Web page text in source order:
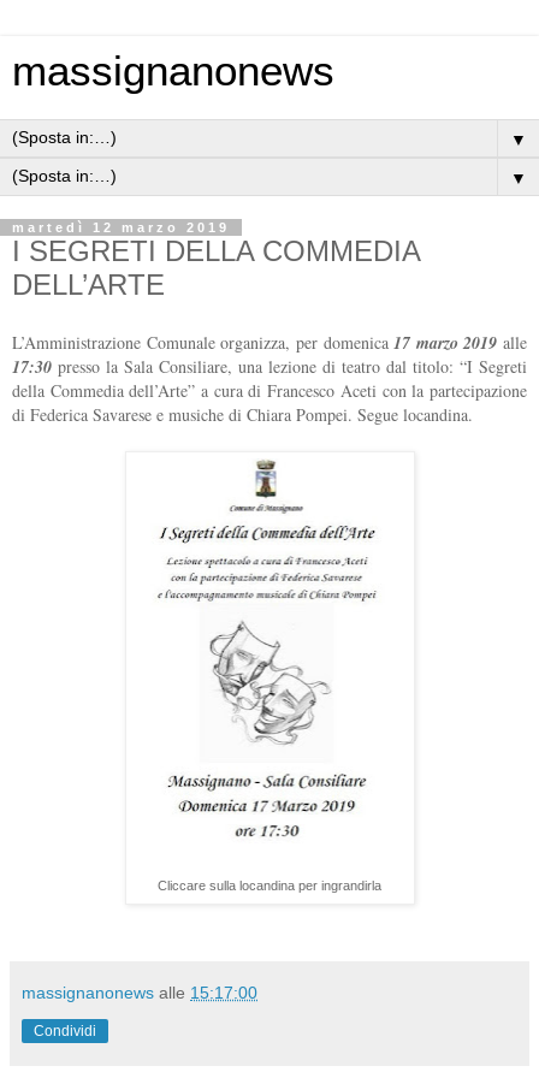
massignanonews
▼
▼
martedì 12 marzo 2019
I SEGRETI DELLA COMMEDIA
DELL’ARTE
L’Amministrazione Comunale organizza, per domenica 17 marzo 2019 alle
17:30 presso la Sala Consiliare, una lezione di teatro dal titolo: “I Segreti
della Commedia dell’Arte” a cura di Francesco Aceti con la partecipazione
di Federica Savarese e musiche di Chiara Pompei. Segue locandina.
Cliccare sulla locandina per ingrandirla
massignanonews alle 15:17:00
Condividi